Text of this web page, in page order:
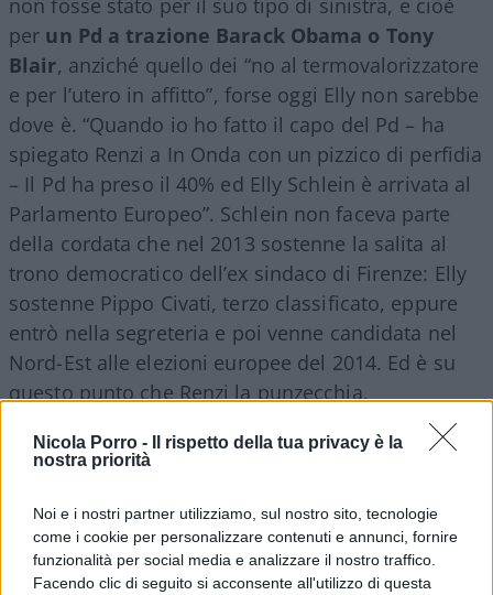
Nicola Porro -
Il rispetto della tua privacy è la
nostra priorità
Noi e i nostri partner utilizziamo, sul nostro sito, tecnologie
come i cookie per personalizzare contenuti e annunci, fornire
funzionalità per social media e analizzare il nostro traffico.
Facendo clic di seguito si acconsente all'utilizzo di questa
per un Pd a trazione Barack Obama o Tony
Blair, anziché quello dei “no al termovalorizzatore
e per l’utero in affitto”, forse oggi Elly non sarebbe
dove è. “Quando io ho fatto il capo del Pd – ha
spiegato Renzi a In Onda con un pizzico di perfidia
– Il Pd ha preso il 40% ed Elly Schlein è arrivata al
Parlamento Europeo”. Schlein non faceva parte
della cordata che nel 2013 sostenne la salita al
trono democratico dell’ex sindaco di Firenze: Elly
sostenne Pippo Civati, terzo classificato, eppure
entrò nella segreteria e poi venne candidata nel
Nord-Est alle elezioni europee del 2014. Ed è su
questo punto che Renzi la punzecchia.